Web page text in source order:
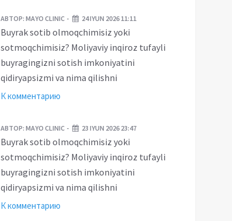
АВТОР: MAYO CLINIC 24 IYUN 2026 11:11
Buyrak sotib olmoqchimisiz yoki
sotmoqchimisiz? Moliyaviy inqiroz tufayli
buyragingizni sotish imkoniyatini
qidiryapsizmi va nima qilishni
К комментарию
АВТОР: MAYO CLINIC 23 IYUN 2026 23:47
Buyrak sotib olmoqchimisiz yoki
sotmoqchimisiz? Moliyaviy inqiroz tufayli
buyragingizni sotish imkoniyatini
qidiryapsizmi va nima qilishni
К комментарию